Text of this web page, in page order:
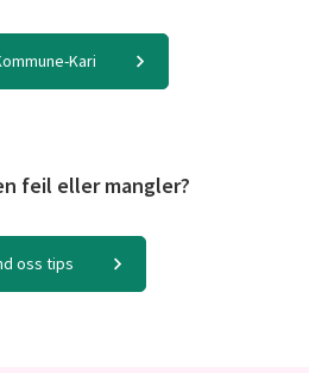
Kari
feil eller mangler?
oss tips